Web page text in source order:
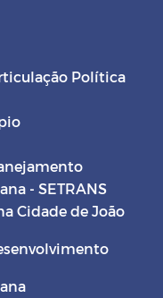
Política
- SETRANS
Cidade de João